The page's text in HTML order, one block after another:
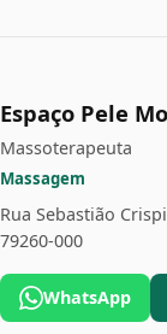
Espaço Pele
Massoterapeuta
Massagem
Rua Sebastião
79260-000
WhatsApp